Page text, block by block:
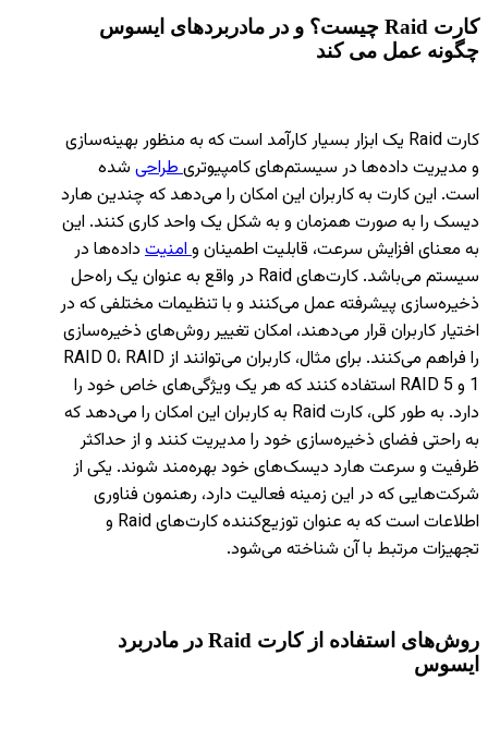
کارت Raid چیست؟ و در مادربردهای ایسوس
چگونه عمل می کند
کارت Raid یک ابزار بسیار کارآمد است که به منظور بهینه‌سازی
و مدیریت داده‌ها در سیستم‌های کامپیوتریطراحی شده
است. این کارت به کاربران این امکان را می‌دهد که چندین هارد
دیسک را به صورت همزمان و به شکل یک واحد کاری کنند. این
به معنای افزایش سرعت، قابلیت اطمینان وامنیت داده‌ها در
سیستم می‌باشد. کارت‌های Raid در واقع به عنوان یک راه‌حل
ذخیره‌سازی پیشرفته عمل می‌کنند و با تنظیمات مختلفی که در
اختیار کاربران قرار می‌دهند، امکان تغییر روش‌های ذخیره‌سازی
را فراهم می‌کنند. برای مثال، کاربران می‌توانند از RAID 0، RAID
1 و RAID 5 استفاده کنند که هر یک ویژگی‌های خاص خود را
دارد. به طور کلی، کارت Raid به کاربران این امکان را می‌دهد که
به راحتی فضای ذخیره‌سازی خود را مدیریت کنند و از حداکثر
ظرفیت و سرعت هارد دیسک‌های خود بهره‌مند شوند. یکی از
شرکت‌هایی که در این زمینه فعالیت دارد، رهنمون فناوری
اطلاعات است که به عنوان توزیع‌کننده کارت‌های Raid و
تجهیزات مرتبط با آن شناخته می‌شود.
روش‌های استفاده از کارت Raid در مادربرد
ایسوس